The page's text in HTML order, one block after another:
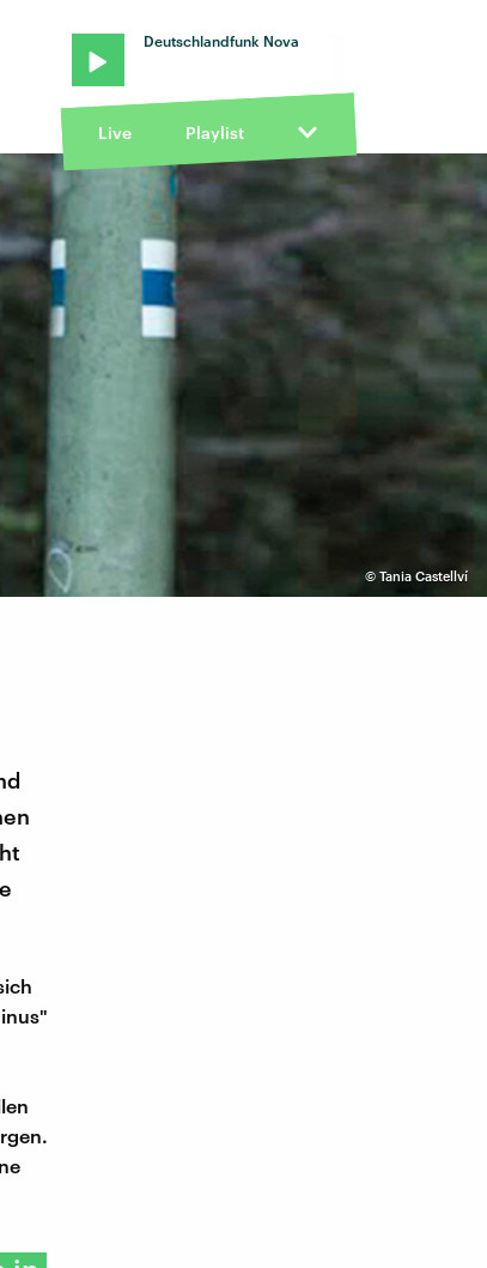
Deutschlandfunk Nova
Live Playlist
© Tania Castellví